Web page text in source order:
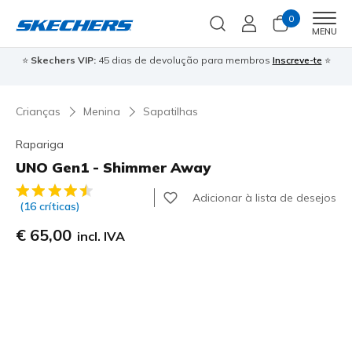
0
MENU
⭐ Skechers VIP:45 dias de devolução para membros Inscreve-te ⭐
Crianças Menina Sapatilhas
Rapariga
UNO Gen1 - Shimmer Away
3$1 de 5 – Classificação do cliente
(16 críticas)
Adicionar à lista de desejos
€ 65,00 incl. IVA